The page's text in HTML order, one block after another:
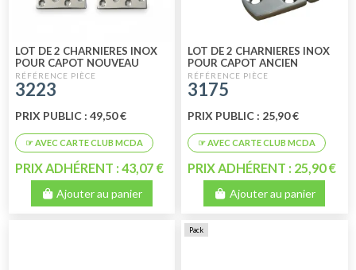
LOT DE 2 CHARNIERES INOX
POUR CAPOT NOUVEAU
MODELE MÉHARI PARTIE
AVANT
3223
PRIX PUBLIC : 49,50 €
PRIX ADHÉRENT : 43,07 €
Ajouter au panier
LOT DE 2 CHARNIERES INOX
POUR CAPOT ANCIEN
MODÈLE MÉHARI PARTIE
AVANT
3175
PRIX PUBLIC : 25,90 €
PRIX ADHÉRENT : 25,90 €
Ajouter au panier
Pack